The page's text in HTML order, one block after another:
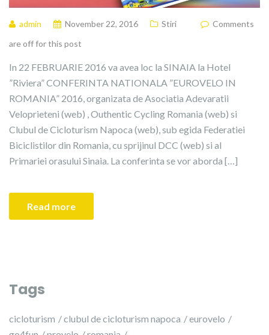
admin November 22, 2016 Stiri
Comments
are off for this post
In 22 FEBRUARIE 2016 va avea loc la SINAIA la Hotel
”Riviera” CONFERINTA NATIONALA ”EUROVELO IN
ROMANIA” 2016, organizata de Asociatia Adevaratii
Veloprieteni (web) , Outhentic Cycling Romania (web) si
Clubul de Cicloturism Napoca (web), sub egida Federatiei
Biciclistilor din Romania, cu sprijinul DCC (web) si al
Primariei orasului Sinaia. La conferinta se vor aborda […]
Read more
Tags
cicloturism clubul de cicloturism napoca
eurovelo